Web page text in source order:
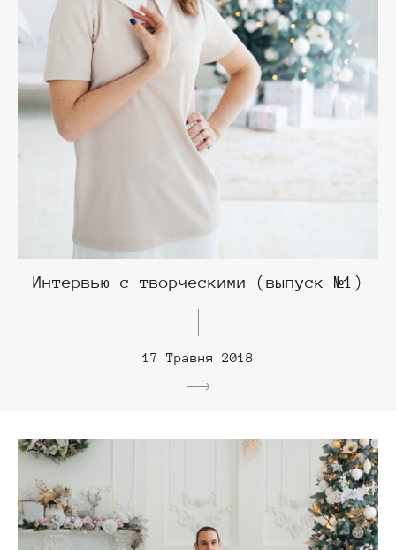
Интервью с творческими (выпуск №1)
17 Травня 2018